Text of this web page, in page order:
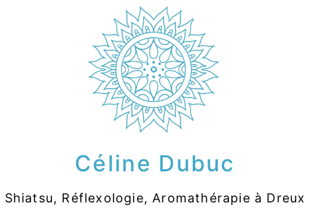
Céline Dubuc
Shiatsu, Réflexologie, Aromathérapie à Dreux